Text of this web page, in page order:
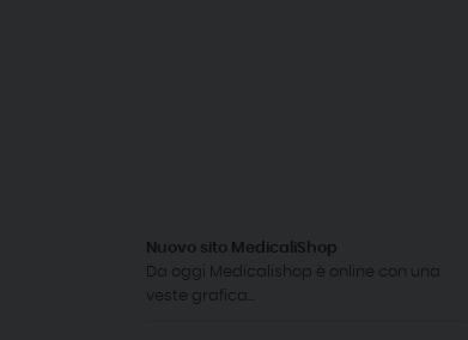
Nuovo sito MedicaliShop
Da oggi Medicalishop è online con una
veste grafica...